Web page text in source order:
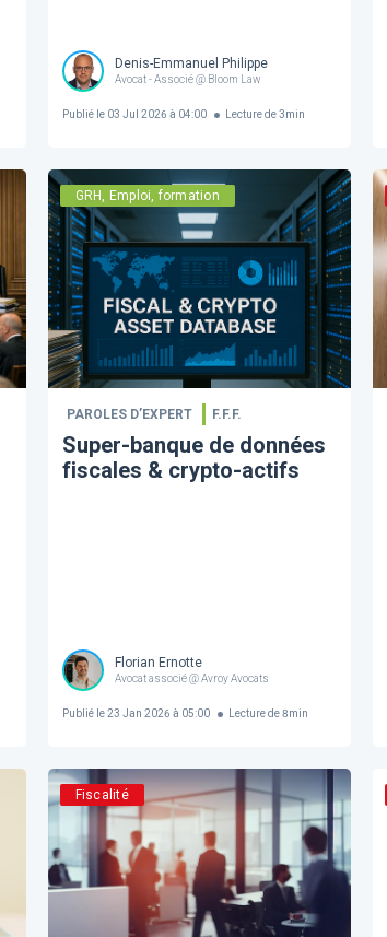
Denis-Emmanuel Philippe
Avocat - Associé @ Bloom Law
Publié le 03 Jul 2026 à 04:00 Lecture de 3min
GRH, Emploi, formation
PAROLES D’EXPERT F.F.F.
Super-banque de données
fiscales & crypto-actifs
Florian Ernotte
Avocat associé @ Avroy Avocats
Publié le23 Jan 2026 à 05:00 Lecture de 8min
Fiscalité